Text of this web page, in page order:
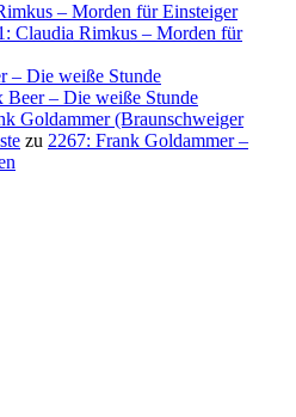
– Morden für Einsteiger
Claudia Rimkus – Morden für
– Die weiße Stunde
Beer – Die weiße Stunde
Goldammer (Braunschweiger
zu 2267: Frank Goldammer –